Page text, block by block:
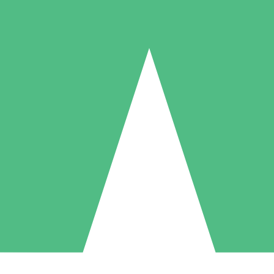
Individuelle Credit-Pakete
nach Bedarf mit Download-Credits. Keine monatliche Verpflichtung